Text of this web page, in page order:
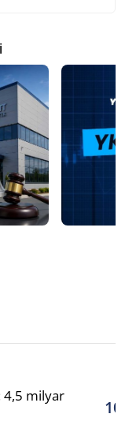
4,5 milyar